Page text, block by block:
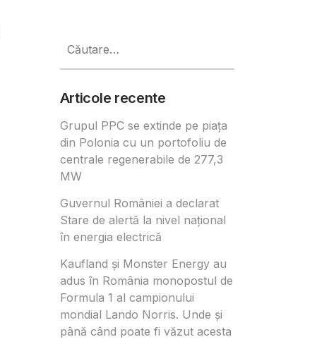
după:
Articole recente
Grupul PPC se extinde pe piața
din Polonia cu un portofoliu de
centrale regenerabile de 277,3
MW
Guvernul României a declarat
Stare de alertă la nivel național
în energia electrică
Kaufland și Monster Energy au
adus în România monopostul de
Formula 1 al campionului
mondial Lando Norris. Unde și
până când poate fi văzut acesta